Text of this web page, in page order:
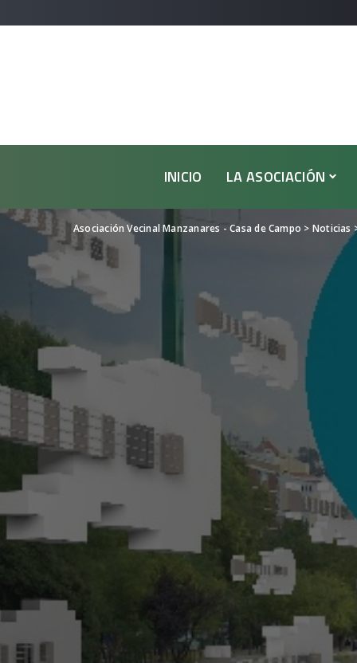
INICIO LA ASOCIACIÓN
Asociación Vecinal Manzanares - Casa de Campo > Noticias